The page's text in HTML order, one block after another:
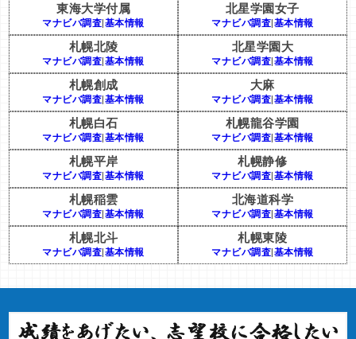
東海大学付属
マナビバ調査 基本情報
北星学園女子
マナビバ調査 基本情報
札幌北陵
マナビバ調査 基本情報
北星学園大
マナビバ調査 基本情報
札幌創成
マナビバ調査 基本情報
大麻
マナビバ調査 基本情報
札幌白石
マナビバ調査 基本情報
札幌龍谷学園
マナビバ調査 基本情報
札幌平岸
マナビバ調査 基本情報
札幌静修
マナビバ調査 基本情報
札幌稲雲
マナビバ調査 基本情報
北海道科学
マナビバ調査 基本情報
札幌北斗
マナビバ調査 基本情報
札幌東陵
マナビバ調査 基本情報